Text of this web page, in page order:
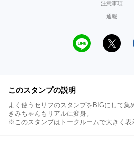
注意事項
通報
このスタンプの説明
よく使うセリフのスタンプをBIGにして集
きみちゃんもリアルに変身。
※このスタンプはトークルームで大きく表